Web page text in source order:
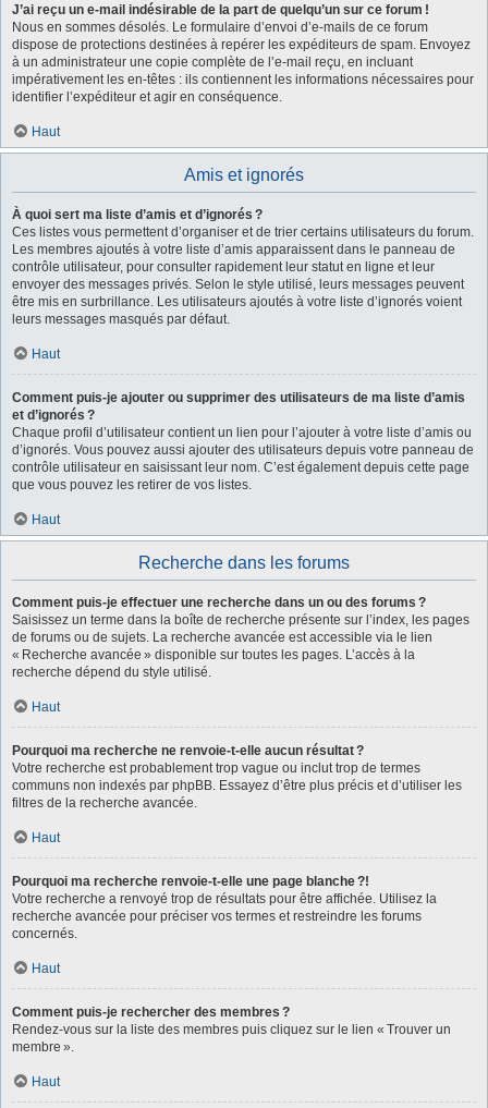
J’ai reçu un e-mail indésirable de la part de quelqu’un sur ce forum !
Nous en sommes désolés. Le formulaire d’envoi d’e-mails de ce forum
dispose de protections destinées à repérer les expéditeurs de spam. Envoyez
à un administrateur une copie complète de l’e-mail reçu, en incluant
impérativement les en-têtes : ils contiennent les informations nécessaires pour
identifier l’expéditeur et agir en conséquence.
Haut
Amis et ignorés
À quoi sert ma liste d’amis et d’ignorés ?
Ces listes vous permettent d’organiser et de trier certains utilisateurs du forum.
Les membres ajoutés à votre liste d’amis apparaissent dans le panneau de
contrôle utilisateur, pour consulter rapidement leur statut en ligne et leur
envoyer des messages privés. Selon le style utilisé, leurs messages peuvent
être mis en surbrillance. Les utilisateurs ajoutés à votre liste d’ignorés voient
leurs messages masqués par défaut.
Haut
Comment puis-je ajouter ou supprimer des utilisateurs de ma liste d’amis
et d’ignorés ?
Chaque profil d’utilisateur contient un lien pour l’ajouter à votre liste d’amis ou
d’ignorés. Vous pouvez aussi ajouter des utilisateurs depuis votre panneau de
contrôle utilisateur en saisissant leur nom. C’est également depuis cette page
que vous pouvez les retirer de vos listes.
Haut
Recherche dans les forums
Comment puis-je effectuer une recherche dans un ou des forums ?
Saisissez un terme dans la boîte de recherche présente sur l’index, les pages
de forums ou de sujets. La recherche avancée est accessible via le lien
« Recherche avancée » disponible sur toutes les pages. L’accès à la
recherche dépend du style utilisé.
Haut
Pourquoi ma recherche ne renvoie-t-elle aucun résultat ?
Votre recherche est probablement trop vague ou inclut trop de termes
communs non indexés par phpBB. Essayez d’être plus précis et d’utiliser les
filtres de la recherche avancée.
Haut
Pourquoi ma recherche renvoie-t-elle une page blanche ?!
Votre recherche a renvoyé trop de résultats pour être affichée. Utilisez la
recherche avancée pour préciser vos termes et restreindre les forums
concernés.
Haut
Comment puis-je rechercher des membres ?
Rendez-vous sur la liste des membres puis cliquez sur le lien « Trouver un
membre ».
Haut